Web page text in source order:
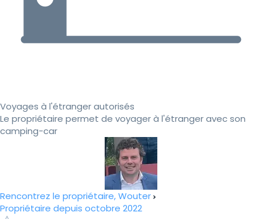
Voyages à l'étranger autorisés
Le propriétaire permet de voyager à l'étranger avec son
camping-car
Rencontrez le propriétaire, Wouter
Propriétaire depuis octobre 2022